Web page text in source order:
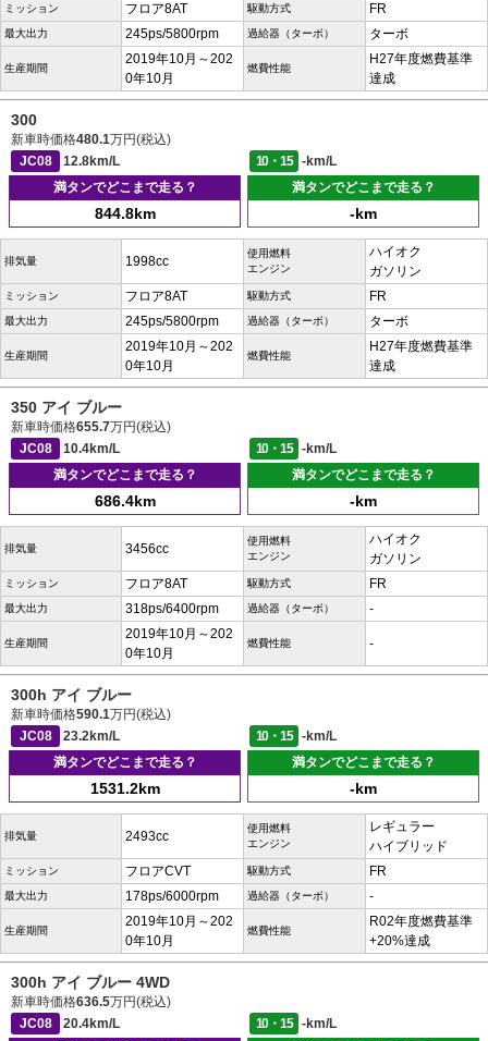
ミッション フロア8AT 駆動方式 FR
最大出力 245ps/5800rpm 過給器（ターボ） ターボ
生産期間
2019年10月～202
0年10月
燃費性能
H27年度燃費基準
達成
300
新車時価格480.1万円(税込)
JC08
12.8km/L 10・15
-km/L
満タンでどこまで走る？
844.8km
満タンでどこまで走る？
-km
排気量 1998cc
使用燃料
エンジン
ハイオク
ガソリン
ミッション フロア8AT 駆動方式 FR
最大出力 245ps/5800rpm 過給器（ターボ） ターボ
生産期間
2019年10月～202
0年10月
燃費性能
H27年度燃費基準
達成
350 アイ ブルー
新車時価格655.7万円(税込)
JC08
10.4km/L 10・15
-km/L
満タンでどこまで走る？
686.4km
満タンでどこまで走る？
-km
排気量 3456cc
使用燃料
エンジン
ハイオク
ガソリン
ミッション フロア8AT 駆動方式 FR
最大出力 318ps/6400rpm 過給器（ターボ） -
生産期間
2019年10月～202
0年10月
燃費性能 -
300h アイ ブルー
新車時価格590.1万円(税込)
JC08
23.2km/L 10・15
-km/L
満タンでどこまで走る？
1531.2km
満タンでどこまで走る？
-km
排気量 2493cc
使用燃料
エンジン
レギュラー
ハイブリッド
ミッション フロアCVT 駆動方式 FR
最大出力 178ps/6000rpm 過給器（ターボ） -
生産期間
2019年10月～202
0年10月
燃費性能
R02年度燃費基準
+20%達成
300h アイ ブルー 4WD
新車時価格636.5万円(税込)
JC08
20.4km/L 10・15
-km/L